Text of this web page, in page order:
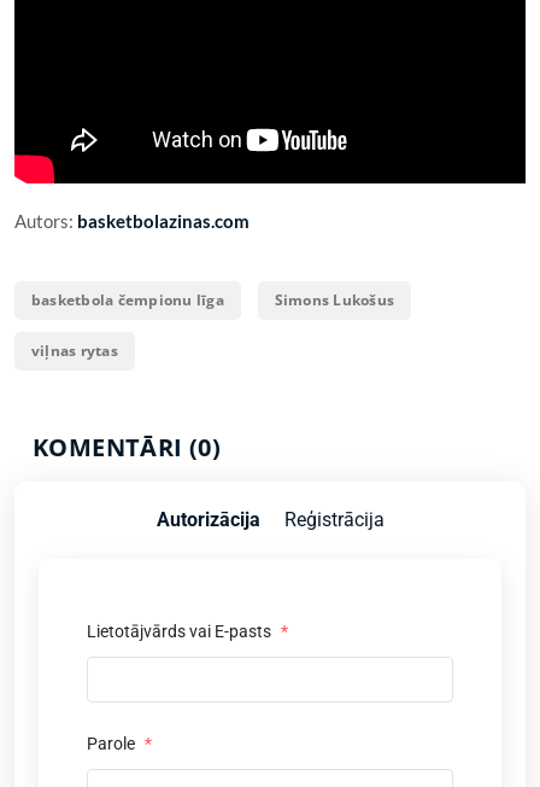
Autors: basketbolazinas.com
basketbola čempionu līga Simons Lukošus
viļnas rytas
KOMENTĀRI (0)
Autorizācija Reģistrācija
Lietotājvārds vai E-pasts *
Parole *